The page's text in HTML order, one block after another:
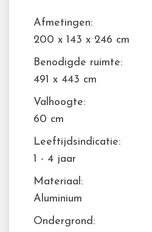
Afmetingen:
200 x 143 x 246 cm
Benodigde ruimte:
491 x 443 cm
Valhoogte:
60 cm
Leeftijdsindicatie:
1 - 4 jaar
Materiaal:
Aluminium
Ondergrond: